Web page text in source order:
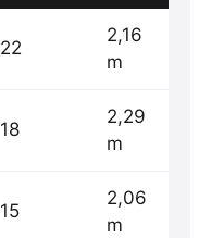
22
2,16
m
18
2,29
m
15
2,06
m